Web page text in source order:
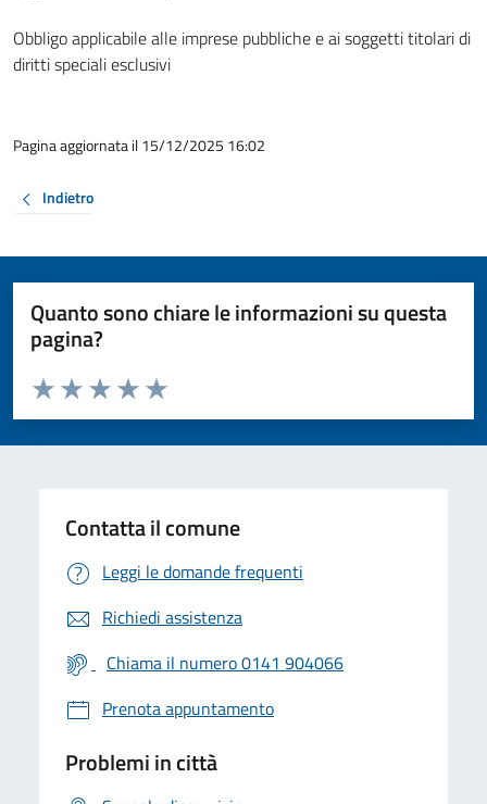
Obbligo applicabile alle imprese pubbliche e ai soggetti titolari di
diritti speciali esclusivi
Pagina aggiornata il 15/12/2025 16:02
Indietro
Quanto sono chiare le informazioni su questa
pagina?
Valuta da 1 a 5 stelle la pagina
Valuta 5 stelle su 5
Valuta 4 stelle su 5
Valuta 3 stelle su 5
Valuta 2 stelle su 5
Valuta 1 stelle su 5
Contatta il comune
Leggi le domande frequenti
Richiedi assistenza
Chiama il numero 0141 904066
Prenota appuntamento
Problemi in città